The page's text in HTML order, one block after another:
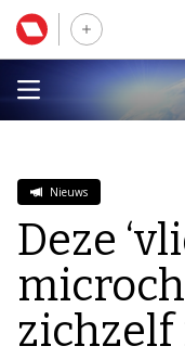
Nieuws
Deze